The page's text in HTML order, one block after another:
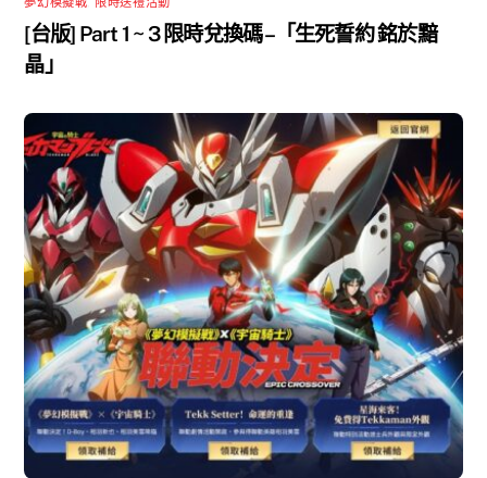
[台版] Part 1 ~ 3 限時兌換碼 –「生死誓約 銘於黯
晶」